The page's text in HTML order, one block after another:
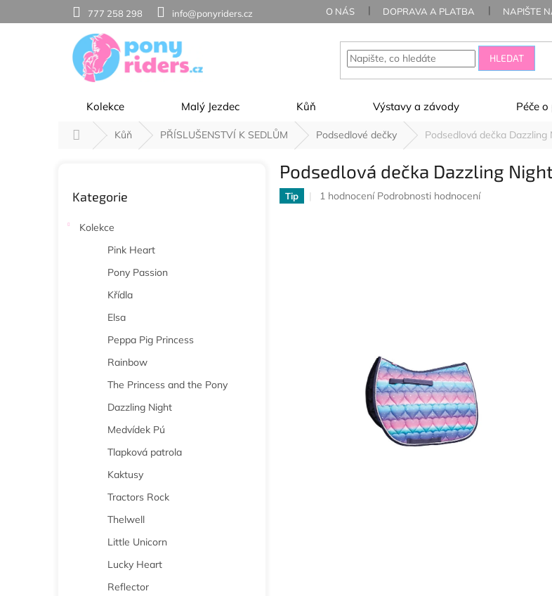
777 258 298 info@ponyriders.cz O NÁS DOPRAVA A PLATBA NAPIŠTE
HLEDAT
Kolekce Malý Jezdec Kůň Výstavy a závody Péče
Domů Kůň PŘÍSLUŠENSTVÍ K SEDLŮM Podsedlové dečky Podsedlová dečka
kategorie
Kategorie
Kolekce
Pink Heart
Pony Passion
Křídla
Elsa
Peppa Pig Princess
Rainbow
The Princess and the Pony
Dazzling Night
Medvídek Pú
Tlapková patrola
Kaktusy
Tractors Rock
Thelwell
Little Unicorn
Lucky Heart
Reflector
Podsedlová dečka Dazzling
Tip
Průměrné
1 hodnocení Podrobnosti hodnocení